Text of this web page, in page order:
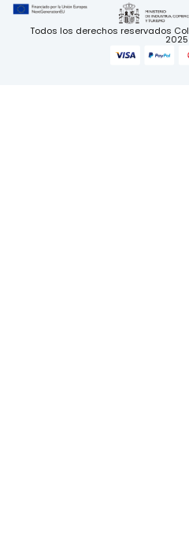
Todos los derechos reservados
2025